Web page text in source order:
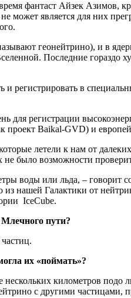
фантаст Айзек Азимов,
может является для них
геонейтрино), и в
Последние гораздо
в
для регистрации
проект Baikal-GVD) и
летели к нам от
не было возможности
воды или льда, – говорит
из нашей Галактики от
IceCube.
пути?
их «поймать»?
километров подо
с другими частицами,